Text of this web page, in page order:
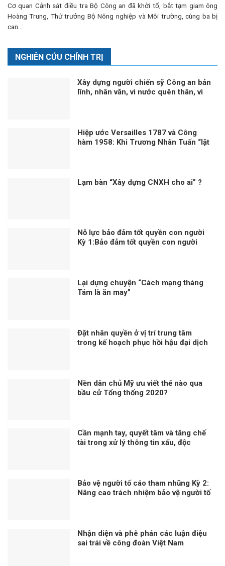
Cơ quan Cảnh sát điều tra Bộ Công an đã khởi tố, bắt tạm giam ông
Hoàng Trung, Thứ trưởng Bộ Nông nghiệp và Môi trường, cùng ba bị
can...
NGHIÊN CỨU CHÍNH TRỊ
Xây dựng người chiến sỹ Công an bản
lĩnh, nhân văn, vì nước quên thân, vì
Hiệp ước Versailles 1787 và Công
hàm 1958: Khi Trương Nhân Tuấn “lật
Lạm bàn “Xây dựng CNXH cho ai” ?
Nỗ lực bảo đảm tốt quyền con người
Kỳ 1:Bảo đảm tốt quyền con người
Lại dựng chuyện “Cách mạng tháng
Tám là ăn may”
Đặt nhân quyền ở vị trí trung tâm
trong kế hoạch phục hồi hậu đại dịch
Nền dân chủ Mỹ ưu viết thế nào qua
bầu cử Tổng thống 2020?
Cần mạnh tay, quyết tâm và tăng chế
tài trong xử lý thông tin xấu, độc
Bảo vệ người tố cáo tham nhũng Kỳ 2:
Nâng cao trách nhiệm bảo vệ người tố
Nhận diện và phê phán các luận điệu
sai trái về công đoàn Việt Nam